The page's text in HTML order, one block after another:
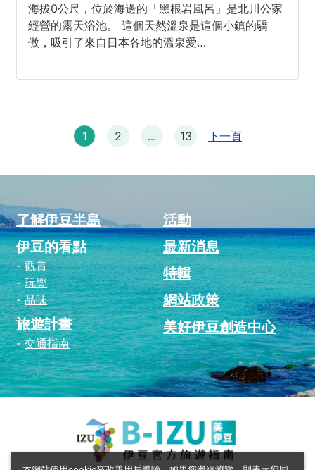
海拔0公尺，位於海邊的「黑根岩風呂」是北川公家
經營的露天浴池。 這個天然溫泉是這個小鎮的驕
傲，吸引了來自日本各地的溫泉愛…
1 2 ... 13 下一頁
了解伊豆半島
伊豆的看點
觀賞
玩樂
品味
旅遊計畫
交通指南
活動
最新消息
特輯
網站政策
美好伊豆創造中心